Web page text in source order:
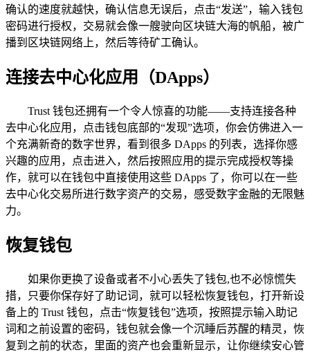
确认的速度就越快，确认信息无误后，点击“发送”，输入钱包
密码进行授权，交易就会像一艘驶向区块链大海的帆船，被广
播到区块链网络上，然后等待矿工确认。
连接去中心化应用（DApps）
Trust 钱包还拥有一个令人惊喜的功能——支持连接各种
去中心化应用，点击钱包底部的“发现”选项，你会仿佛进入一
个充满新奇的数字世界，看到很多 DApps 的列表，选择你感
兴趣的应用，点击进入，然后按照应用的提示完成授权等操
作，就可以在钱包中直接使用这些 DApps 了，你可以在一些
去中心化交易所进行数字资产的交易，感受数字金融的无限魅
力。
恢复钱包
如果你更换了设备或者不小心丢失了钱包,也不必惊慌失
措，只要你保存好了助记词，就可以轻松恢复钱包，打开新设
备上的 Trust 钱包，点击“恢复钱包”选项，按照提示输入助记
词和之前设置的密码，钱包就会像一个沉睡后苏醒的精灵，恢
复到之前的状态，里面的资产也会重新显示，让你继续安心管